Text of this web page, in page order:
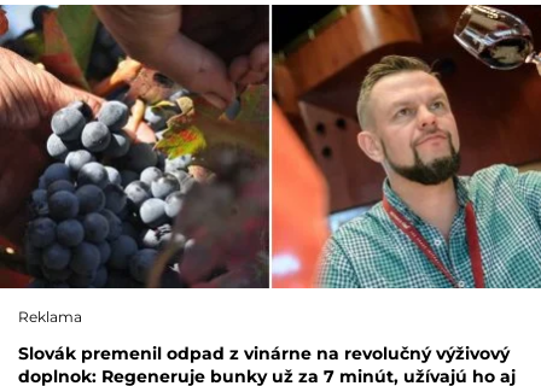
Reklama
Slovák premenil odpad z vinárne na revolučný výživový
doplnok: Regeneruje bunky už za 7 minút, užívajú ho aj